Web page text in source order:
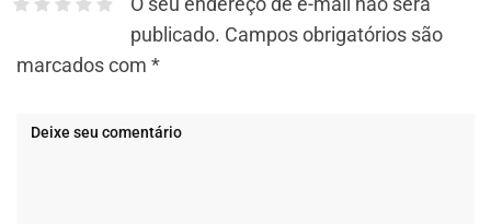
publicado. Campos obrigatórios são
marcados com *